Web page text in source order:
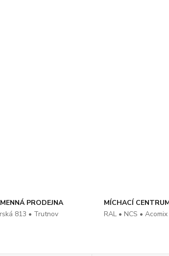
PRODEJNA
813 • Trutnov
MÍCHACÍ
RAL • NCS • Acomix